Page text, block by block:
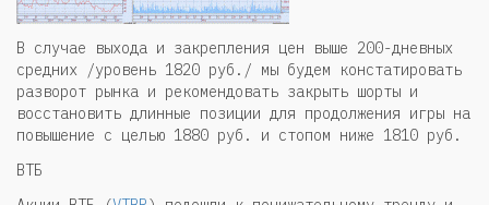
В случае выхода и закрепления цен выше 200-дневных
средних /уровень 1820 руб./ мы будем констатировать
разворот рынка и рекомендовать закрыть шорты и
восстановить длинные позиции для продолжения игры на
повышение с целью 1880 руб. и стопом ниже 1810 руб.
ВТБ